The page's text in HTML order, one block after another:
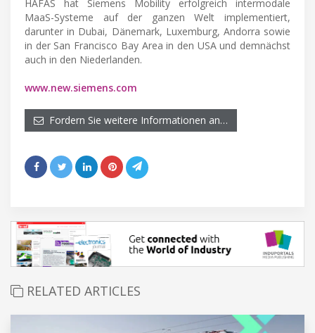
HAFAS hat Siemens Mobility erfolgreich intermodale
MaaS-Systeme auf der ganzen Welt implementiert,
darunter in Dubai, Dänemark, Luxemburg, Andorra sowie
in der San Francisco Bay Area in den USA und demnächst
auch in den Niederlanden.
www.new.siemens.com
Fordern Sie weitere Informationen an…
RELATED ARTICLES